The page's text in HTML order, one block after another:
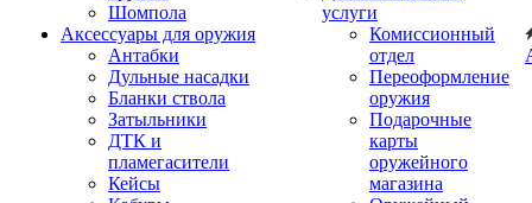
Шомпола
Аксессуары для оружия
Антабки
Дульные насадки
Бланки ствола
Затыльники
ДТК и
пламегасители
Кейсы
услуги
Комиссионный
отдел
Переоформление
оружия
Подарочные
карты
оружейного
магазина